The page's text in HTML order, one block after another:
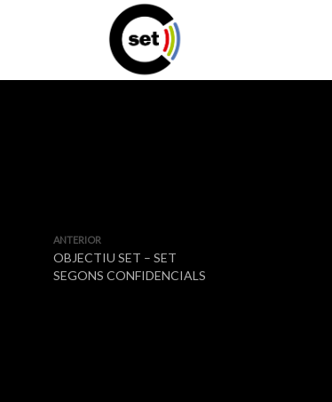
ANTERIOR
OBJECTIU SET – SET
SEGONS CONFIDENCIALS